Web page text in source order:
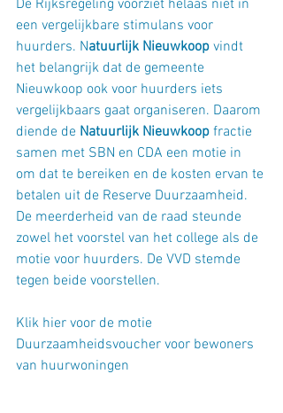
De Rijksregeling voorziet helaas niet in
een vergelijkbare stimulans voor
huurders. Natuurlijk Nieuwkoop vindt
het belangrijk dat de gemeente
Nieuwkoop ook voor huurders iets
vergelijkbaars gaat organiseren. Daarom
diende de Natuurlijk Nieuwkoop fractie
samen met SBN en CDA een motie in
om dat te bereiken en de kosten ervan te
betalen uit de Reserve Duurzaamheid.
De meerderheid van de raad steunde
zowel het voorstel van het college als de
motie voor huurders. De VVD stemde
tegen beide voorstellen.
Klik hier voor de motie
Duurzaamheidsvoucher voor bewoners
van huurwoningen